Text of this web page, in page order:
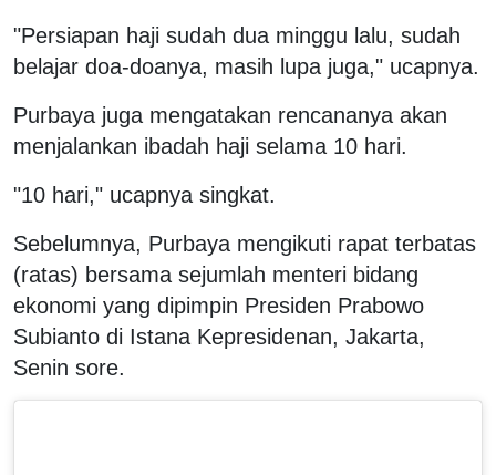
"Persiapan haji sudah dua minggu lalu, sudah
belajar doa-doanya, masih lupa juga," ucapnya.
Purbaya juga mengatakan rencananya akan
menjalankan ibadah haji selama 10 hari.
"10 hari," ucapnya singkat.
Sebelumnya, Purbaya mengikuti rapat terbatas
(ratas) bersama sejumlah menteri bidang
ekonomi yang dipimpin Presiden Prabowo
Subianto di Istana Kepresidenan, Jakarta,
Senin sore.